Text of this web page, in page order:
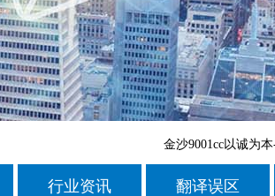
金沙9001cc以诚为
行业资讯 翻译误区